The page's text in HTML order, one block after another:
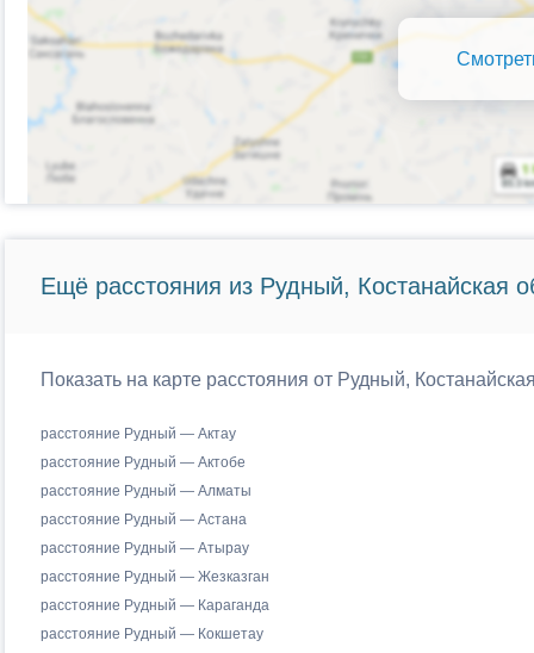
Ещё расстояния из Рудный, Костанайская
Показать на карте расстояния от Рудный,
расстояние Рудный — Актау
расстояние Рудный — Актобе
расстояние Рудный — Алматы
расстояние Рудный — Астана
расстояние Рудный — Атырау
расстояние Рудный — Жезказган
расстояние Рудный — Караганда
расстояние Рудный — Кокшетау